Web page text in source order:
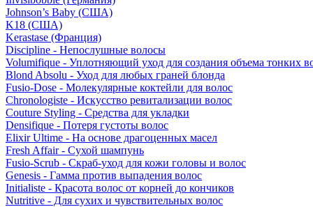
Johnson’s Baby (США)
K18 (США)
Kerastase (Франция)
Discipline - Непослушные волосы
Volumifique - Уплотняющий уход для создания объема тонких
Blond Absolu - Уход для любых граней блонда
Fusio-Dose - Молекулярные коктейли для волос
Chronologiste - Искусство ревитализации волос
Couture Styling - Средства для укладки
Densifique - Потеря густоты волос
Elixir Ultime - На основе драгоценных масел
Fresh Affair - Сухой шампунь
Fusio-Scrub - Скраб-уход для кожи головы и волос
Genesis - Гамма против выпадения волос
Initialiste - Красота волос от корней до кончиков
Nutritive - Для сухих и чувствительных волос